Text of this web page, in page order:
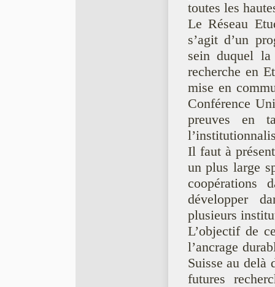
toutes les
Le Réseau
s’agit d’un
sein duquel
recherche en
mise en
Conférence
preuves en
Il faut à
un plus large
coopérations
développer
plusieurs
L’objectif de
l’ancrage
Suisse au delà
futures